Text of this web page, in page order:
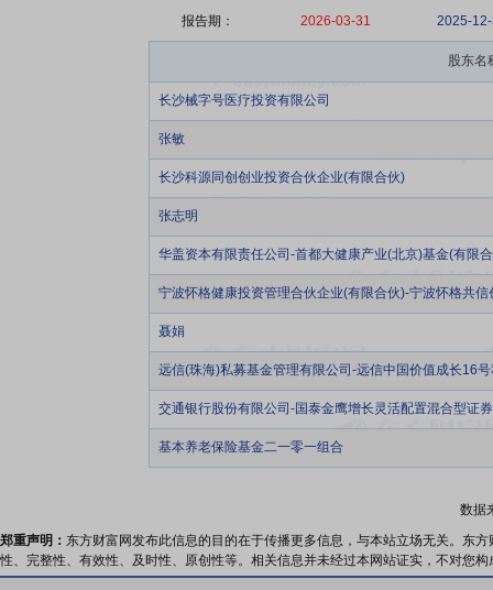
报告期： 2026-03-31 2025-
股东名
长沙械字号医疗投资有限公司
张敏
长沙科源同创创业投资合伙企业(有限合伙)
张志明
华盖资本有限责任公司-首都大健康产业(北京)基金(有限
宁波怀格健康投资管理合伙企业(有限合伙)-宁波怀格共
聂娟
远信(珠海)私募基金管理有限公司-远信中国价值成长16
交通银行股份有限公司-国泰金鹰增长灵活配置混合型证
基本养老保险基金二一零一组合
数据
郑重声明： 东方财富网发布此信息的目的在于传播更多信息，与本站立场无关。东
性、完整性、有效性、及时性、原创性等。相关信息并未经过本网站证实，不对您